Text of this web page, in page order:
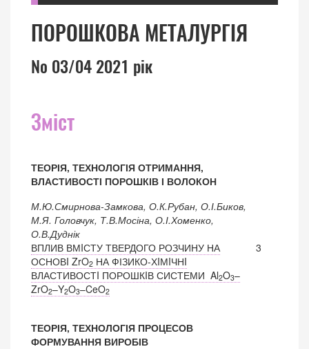
ПОРОШКОВА МЕТАЛУРГІЯ
№ 03/04 2021 рік
Зміст
ТЕОРІЯ, ТЕХНОЛОГІЯ ОТРИМАННЯ,
ВЛАСТИВОСТІ ПОРОШКІВ І ВОЛОКОН
М.Ю.Смирнова-Замкова, О.К.Рубан, О.І.Биков,
М.Я. Головчук, Т.В.Мосіна, О.І.Хоменко,
О.В.Дуднік
ВПЛИВ ВМIСТУ ТВЕРДОГО РОЗЧИНУ НА
ОСНОВI ZrO2 НА ФІЗИКО-ХIМIЧНI
ВЛАСТИВОСТI ПОРОШКIВ СИСТЕМИ Al2O3–
ZrO2–Y2O3–CeO2
3
ТЕОРІЯ, ТЕХНОЛОГІЯ ПРОЦЕСОВ
ФОРМУВАННЯ ВИРОБІВ